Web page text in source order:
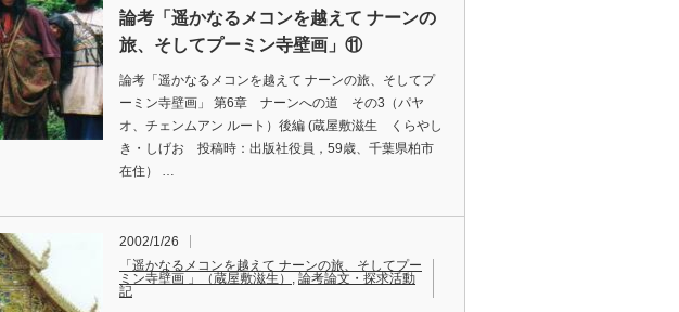
論考「遥かなるメコンを越えて ナーンの
旅、そしてプーミン寺壁画」⑪
論考「遥かなるメコンを越えて ナーンの旅、そしてプ
ーミン寺壁画」 第6章 ナーンへの道 その3（パヤ
オ、チェンムアン ルート）後編 (蔵屋敷滋生 くらやし
き・しげお 投稿時：出版社役員，59歳、千葉県柏市
在住） …
2002/1/26
「遥かなるメコンを越えて ナーンの旅、そしてプー
ミン寺壁画 」（蔵屋敷滋生） , 論考論文・探求活動
記